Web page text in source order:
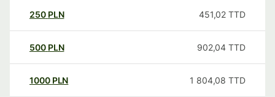
250 PLN 451,02 TTD
500 PLN 902,04 TTD
1000 PLN 1 804,08 TTD